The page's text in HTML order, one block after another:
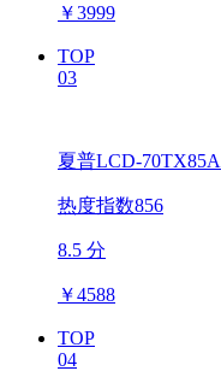
￥3999
TOP
03
夏普LCD-70TX85A
热度指数856
8.5 分
￥4588
TOP
04